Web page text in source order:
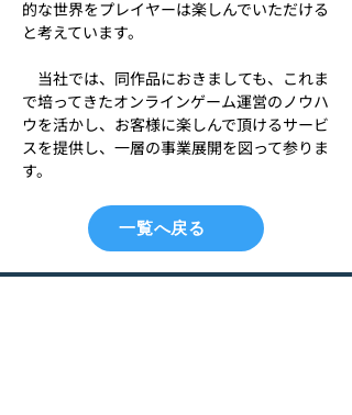
的な世界をプレイヤーは楽しんでいただける
と考えています。
当社では、同作品におきましても、これま
で培ってきたオンラインゲーム運営のノウハ
ウを活かし、お客様に楽しんで頂けるサービ
スを提供し、一層の事業展開を図って参りま
す。
一覧へ戻る